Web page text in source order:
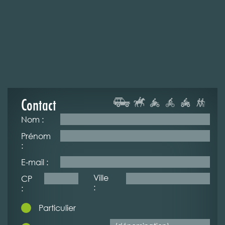
Contact
Nom :
Prénom
:
E-mail :
CP
:
Ville
:
Particulier